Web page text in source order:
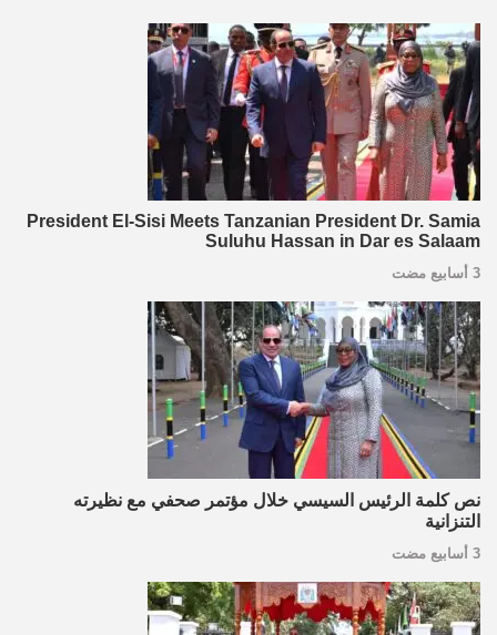
President El-Sisi Meets Tanzanian President Dr. Samia
Suluhu Hassan in Dar es Salaam
3 أسابيع مضت
نص كلمة الرئيس السيسي خلال مؤتمر صحفي مع نظيرته
التنزانية
3 أسابيع مضت